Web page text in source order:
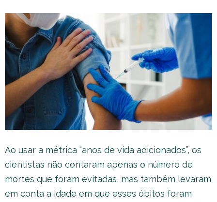
Ao usar a métrica “anos de vida adicionados”, os
cientistas não contaram apenas o número de
mortes que foram evitadas, mas também levaram
em conta a idade em que esses óbitos foram